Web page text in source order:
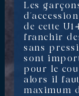
Les
de cette
franchir
sans
sont
pour le
alors il
maximum